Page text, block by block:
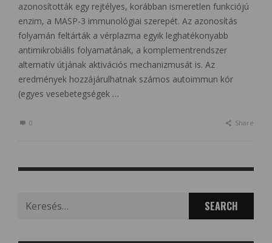
azonosították egy rejtélyes, korábban ismeretlen funkciójú
enzim, a MASP-3 immunológiai szerepét. Az azonosítás
folyamán feltárták a vérplazma egyik leghatékonyabb
antimikrobiális folyamatának, a komplementrendszer
alternatív útjának aktivációs mechanizmusát is. Az
eredmények hozzájárulhatnak számos autoimmun kór
(egyes vesebetegségek …
0 Share